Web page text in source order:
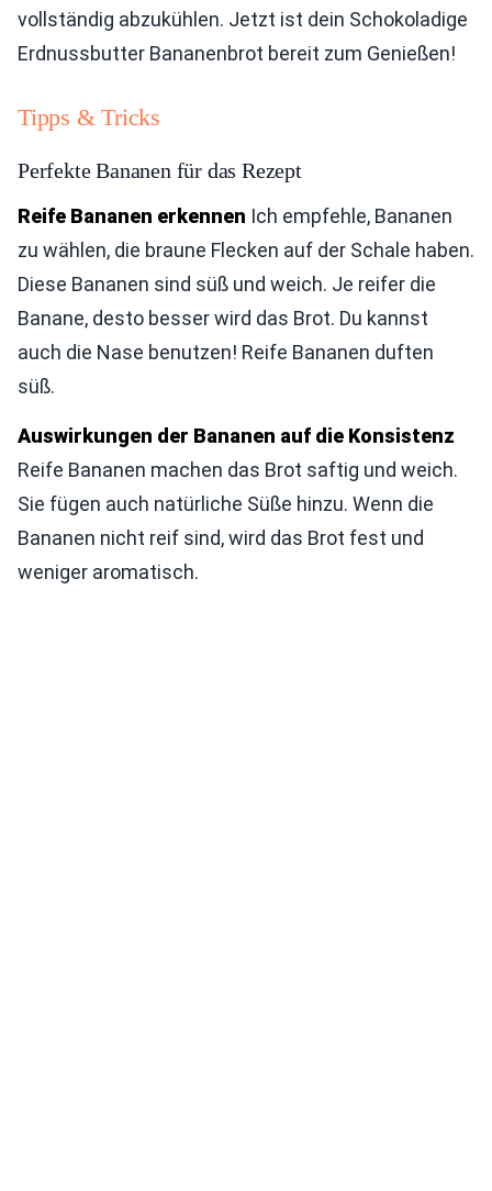
vollständig abzukühlen. Jetzt ist dein Schokoladige
Erdnussbutter Bananenbrot bereit zum Genießen!
Tipps & Tricks
Perfekte Bananen für das Rezept
Reife Bananen erkennen Ich empfehle, Bananen
zu wählen, die braune Flecken auf der Schale haben.
Diese Bananen sind süß und weich. Je reifer die
Banane, desto besser wird das Brot. Du kannst
auch die Nase benutzen! Reife Bananen duften
süß.
Auswirkungen der Bananen auf die Konsistenz
Reife Bananen machen das Brot saftig und weich.
Sie fügen auch natürliche Süße hinzu. Wenn die
Bananen nicht reif sind, wird das Brot fest und
weniger aromatisch.